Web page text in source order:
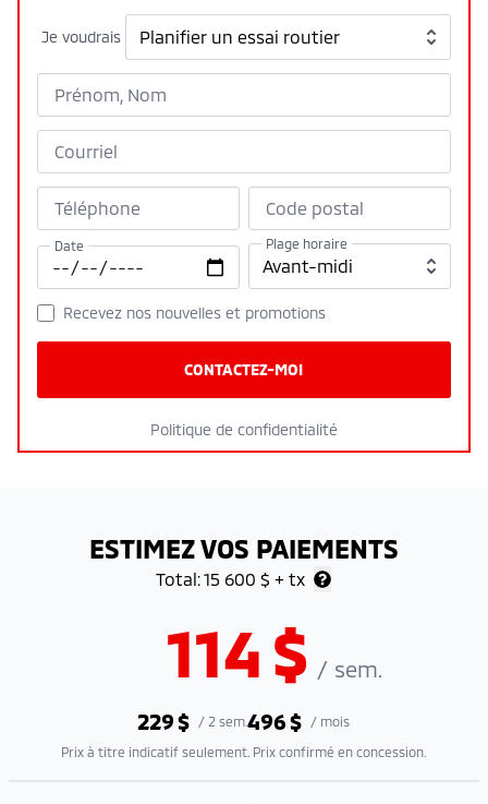
Je voudrais
Prénom, Nom
Courriel
Téléphone Code postal
Date Plage horaire
Recevez nos nouvelles et promotions
CONTACTEZ-MOI
Politique de confidentialité
ESTIMEZ VOS PAIEMENTS
Total:15 600 $ + tx
114$ / sem.
229$ / 2 sem.496$ / mois
Prix à titre indicatif seulement. Prix confirmé en concession.